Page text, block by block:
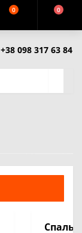
0 0
+38 098 317 63 84